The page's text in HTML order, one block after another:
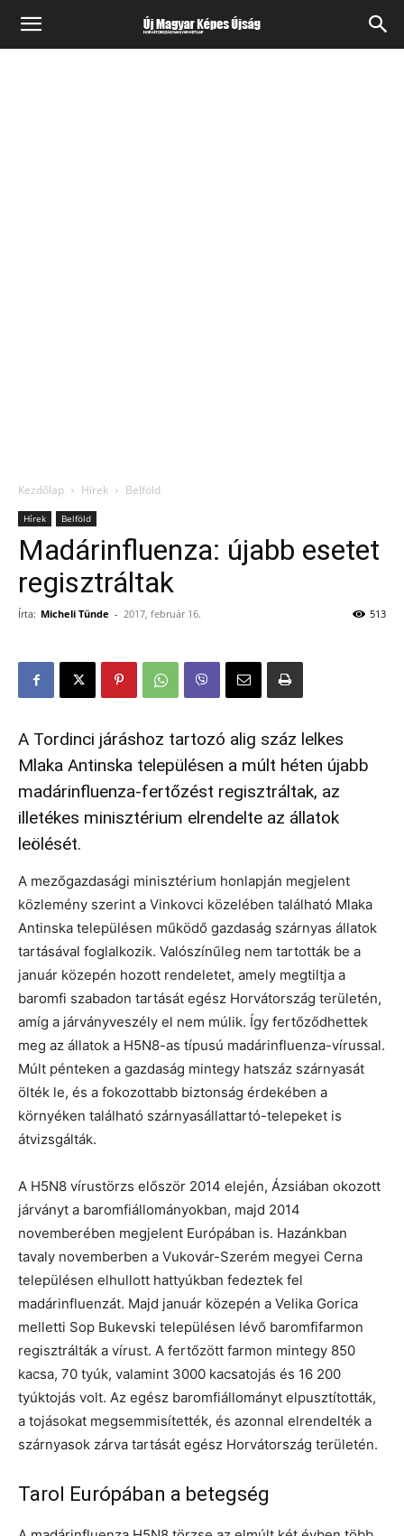
Kezdőlap Hírek Belföld
Hírek Belföld
Madárinfluenza: újabb esetet
regisztráltak
Írta: Micheli Tünde - 2017, február 16. 513
A Tordinci járáshoz tartozó alig száz lelkes
Mlaka Antinska településen a múlt héten újabb
madárinfluenza-fertőzést regisztráltak, az
illetékes minisztérium elrendelte az állatok
leölését.
A mezőgazdasági minisztérium honlapján megjelent
közlemény szerint a Vinkovci közelében található Mlaka
Antinska településen működő gazdaság szárnyas állatok
tartásával foglalkozik. Valószínűleg nem tartották be a
január közepén hozott rendeletet, amely megtiltja a
baromfi szabadon tartását egész Horvátország területén,
amíg a járványveszély el nem múlik. Így fertőződhettek
meg az állatok a H5N8-as típusú madárinfluenza-vírussal.
Múlt pénteken a gazdaság mintegy hatszáz szárnyasát
ölték le, és a fokozottabb biztonság érdekében a
környéken található szárnyasállattartó-telepeket is
átvizsgálták.
A H5N8 vírustörzs először 2014 elején, Ázsiában okozott
járványt a baromfiállományokban, majd 2014
novemberében megjelent Európában is. Hazánkban
tavaly novemberben a Vukovár-Szerém megyei Cerna
településen elhullott hattyúkban fedeztek fel
madárinfluenzát. Majd január közepén a Velika Gorica
melletti Sop Bukevski településen lévő baromfifarmon
regisztrálták a vírust. A fertőzött farmon mintegy 850
kacsa, 70 tyúk, valamint 3000 kacsatojás és 16 200
tyúktojás volt. Az egész baromfiállományt elpusztították,
a tojásokat megsemmisítették, és azonnal elrendelték a
szárnyasok zárva tartását egész Horvátország területén.
Tarol Európában a betegség